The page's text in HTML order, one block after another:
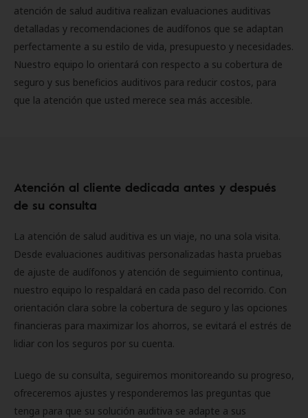
atención de salud auditiva realizan evaluaciones auditivas
detalladas y recomendaciones de audífonos que se adaptan
perfectamente a su estilo de vida, presupuesto y necesidades.
Nuestro equipo lo orientará con respecto a su cobertura de
seguro y sus beneficios auditivos para reducir costos, para
que la atención que usted merece sea más accesible.
Atención al cliente dedicada antes y después
de su consulta
La atención de salud auditiva es un viaje, no una sola visita.
Desde evaluaciones auditivas personalizadas hasta pruebas
de ajuste de audífonos y atención de seguimiento continua,
nuestro equipo lo respaldará en cada paso del recorrido. Con
orientación clara sobre la cobertura de seguro y las opciones
financieras para maximizar los ahorros, se evitará el estrés de
lidiar con los seguros por su cuenta.
Luego de su consulta, seguiremos monitoreando su progreso,
ofreceremos ajustes y responderemos las preguntas que
tenga para que su solución auditiva se adapte a sus